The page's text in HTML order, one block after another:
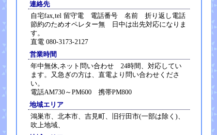
連絡先
自宅fax,tel 留守電 電話番号 名前 折り返し電話
節約のためオペレター無 日中は出先対応になりま
す。
直電 080-3173-2127
営業時間
年中無休,ネット問い合わせ 24時間、対応してい
ます。又急ぎの方は、直電より問い合わせくださ
い。
電話AM730～PM600 携帯PM800
地域エリア
鴻巣市、北本市、吉見町、旧行田市(一部は除く)、
吹上地域、